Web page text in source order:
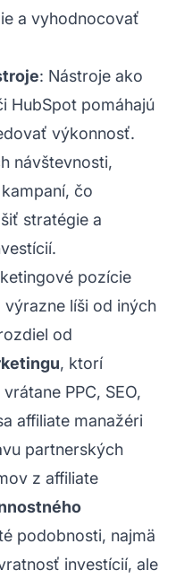
a vyhodnocovať
: Nástroje ako
HubSpot pomáhajú
výkonnosť.
návštevnosti,
čo
stratégie a
pozície
výrazne líši od iných
od
, ktorí
PPC, SEO,
affiliate manažéri
partnerských
z affiliate
podobnosti, najmä
investícií, ale